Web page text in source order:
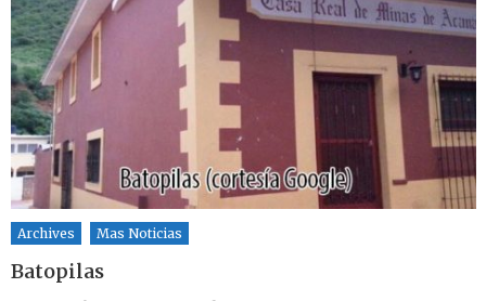
Archives Mas Noticias
Batopilas